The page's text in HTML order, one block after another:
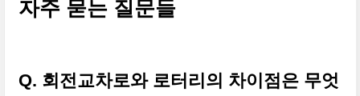
자주 묻는 질문들
Q. 회전교차로와 로터리의 차이점은 무엇